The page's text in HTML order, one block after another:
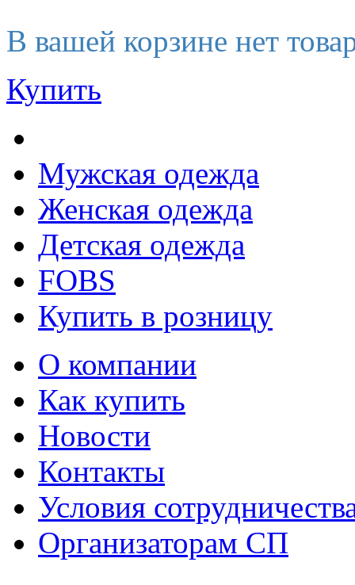
В вашей корзине нет
Купить
Мужская одежда
Женская одежда
Детская одежда
FOBS
Купить в розницу
О компании
Как купить
Новости
Контакты
Условия
Организаторам СП